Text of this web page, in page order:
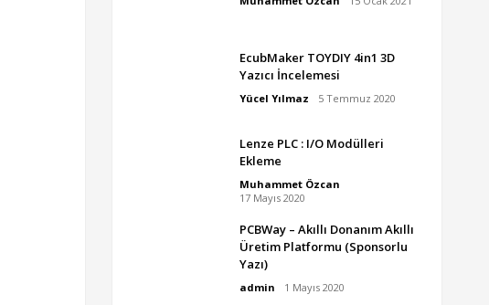
EcubMaker TOYDIY 4in1 3D
Yazıcı İncelemesi
Yücel Yılmaz 5 Temmuz 2020
Lenze PLC : I/O Modülleri
Ekleme
Muhammet Özcan
17 Mayıs 2020
PCBWay – Akıllı Donanım Akıllı
Üretim Platformu (Sponsorlu
Yazı)
admin 1 Mayıs 2020